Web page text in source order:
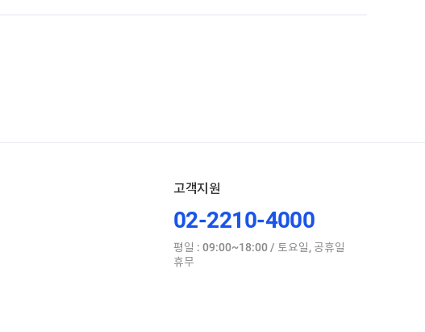
고객지원
02-2210-4000
평일 : 09:00~18:00 / 토요일, 공휴일
휴무